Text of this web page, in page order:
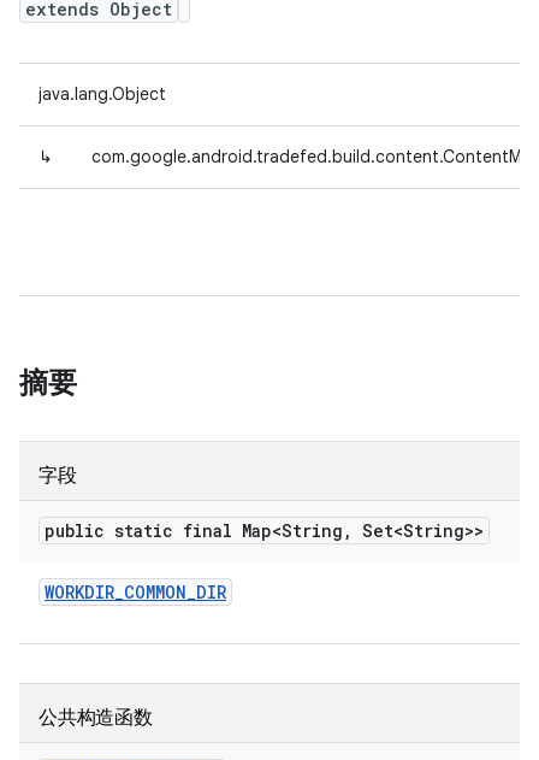
extends Object
java.lang.Object
↳
摘要
字段
public static final Map<String , Set<String>>
WORKDIR_COMMON_DIR
公共构造函数